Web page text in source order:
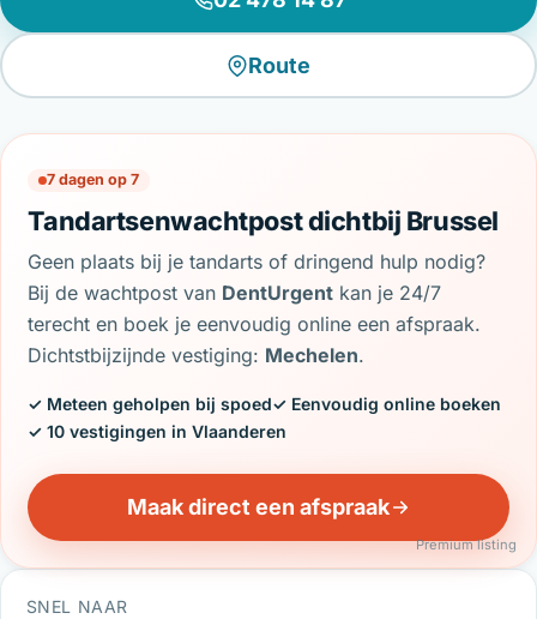
Route
7 dagen op 7
Tandartsenwachtpost dichtbij Brussel
Geen plaats bij je tandarts of dringend hulp nodig?
Bij de wachtpost van DentUrgent kan je 24/7
terecht en boek je eenvoudig online een afspraak.
Dichtstbijzijnde vestiging: Mechelen.
✓ Meteen geholpen bij spoed✓ Eenvoudig online boeken
✓ 10 vestigingen in Vlaanderen
Maak direct een afspraak
Premium listing
SNEL NAAR